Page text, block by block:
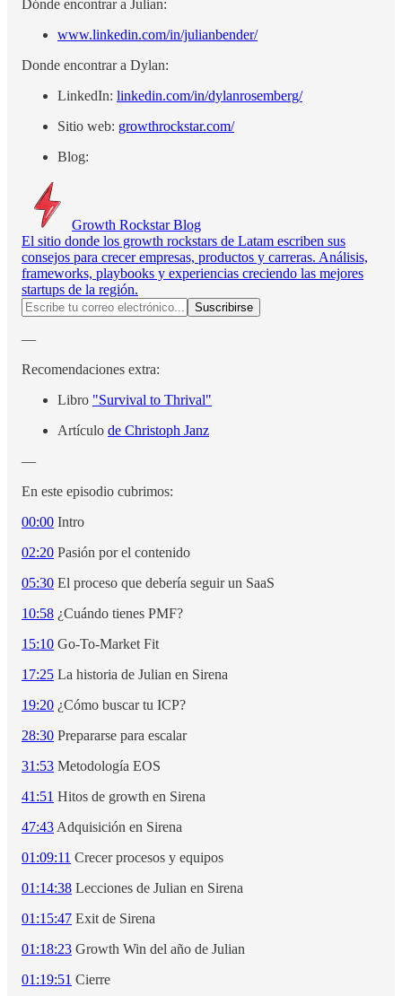
Dónde encontrar a Julian:
www.linkedin.com/in/julianbender/
Donde encontrar a Dylan:
LinkedIn: linkedin.com/in/dylanrosemberg/
Sitio web: growthrockstar.com/
Blog:
Growth Rockstar Blog
El sitio donde los growth rockstars de Latam escriben sus
consejos para crecer empresas, productos y carreras. Análisis,
frameworks, playbooks y experiencias creciendo las mejores
startups de la región.
—
Recomendaciones extra:
Libro "Survival to Thrival"
Artículo de Christoph Janz
—
En este episodio cubrimos:
00:00 Intro
02:20 Pasión por el contenido
05:30 El proceso que debería seguir un SaaS
10:58 ¿Cuándo tienes PMF?
15:10 Go-To-Market Fit
17:25 La historia de Julian en Sirena
19:20 ¿Cómo buscar tu ICP?
28:30 Prepararse para escalar
31:53 Metodología EOS
41:51 Hitos de growth en Sirena
47:43 Adquisición en Sirena
01:09:11 Crecer procesos y equipos
01:14:38 Lecciones de Julian en Sirena
01:15:47 Exit de Sirena
01:18:23 Growth Win del año de Julian
01:19:51 Cierre